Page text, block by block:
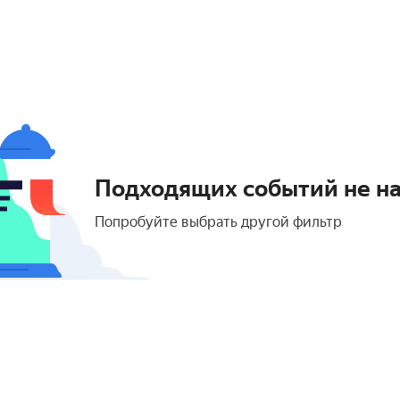
Подходящих событий не
Попробуйте выбрать другой фильтр